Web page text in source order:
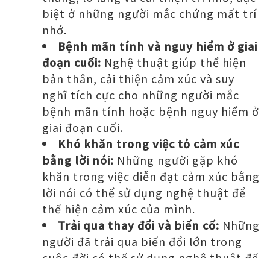
biệt ở những người mắc chứng mất trí
nhớ.
Bệnh mãn tính và nguy hiểm ở giai
đoạn cuối: Nghệ thuật giúp thể hiện
bản thân, cải thiện cảm xúc và suy
nghĩ tích cực cho những người mắc
bệnh mãn tính hoặc bệnh nguy hiểm ở
giai đoạn cuối.
Khó khăn trong việc tỏ cảm xúc
bằng lời nói: Những người gặp khó
khăn trong việc diễn đạt cảm xúc bằng
lời nói có thể sử dụng nghệ thuật để
thể hiện cảm xúc của mình.
Trải qua thay đổi và biến cố: Những
người đã trải qua biến đổi lớn trong